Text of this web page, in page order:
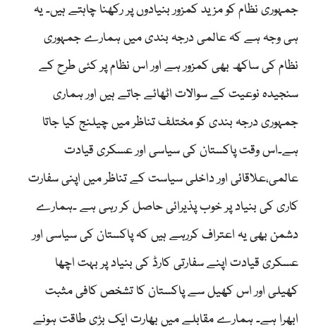
جمہوری نظام کو مزید کمزور بنیادوں پر رکھنا چاہتے ہیں۔ یہ
ہی وجہ ہے کہ عالمی درجہ بندی میں ہمارے جمہوری
نظام کی ساکھ بھی کمزور ہے اور اس نظام پر کئی طرح کے
سنجیدہ نوعیت کے سوالات اٹھائے جاتے ہیں اور ہماری
جمہوری درجہ بندی کو مختلف تناظر میں چیلنج کیا جاتا
ہے۔اس وقت پاکستان کی سیاسی اور عسکری قیادت
عالمی،علاقائی اور داخلی سیاست کے تناظر میں اپنی سفارت
کاری کی بنیاد پر خوب پذیرائی حاصل کر رہی ہے ۔ہمارے
دشمن بھی یہ اعتراف کررہے ہیں کہ پاکستان کی سیاسی اور
عسکری قیادت اپنے سفارتی کارڈ کی بنیاد پر بہت اچھا
کھیلی اور اس کھیل سے پاکستان کا تشخص کافی مثبت
ابھرا ہے۔ ہمارے مقابلے میں بھارت ایک بڑی طاقت ہونے